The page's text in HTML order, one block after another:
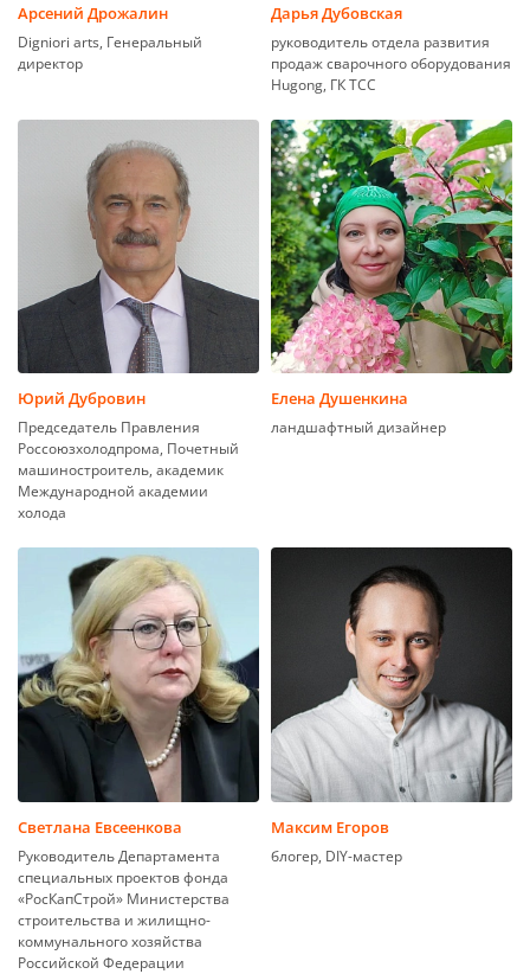
Арсений Дрожалин
Digniori arts, Генеральный
директор
Дарья Дубовская
руководитель отдела развития
продаж сварочного оборудования
Hugong, ГК ТСС
Юрий Дубровин
Председатель Правления
Россоюзхолодпрома, Почетный
машиностроитель, академик
Международной академии
холода
Елена Душенкина
ландшафтный дизайнер
Светлана Евсеенкова
Руководитель Департамента
специальных проектов фонда
«РосКапСтрой» Министерства
строительства и жилищно-
коммунального хозяйства
Российской Федерации
Максим Егоров
блогер, DIY-мастер